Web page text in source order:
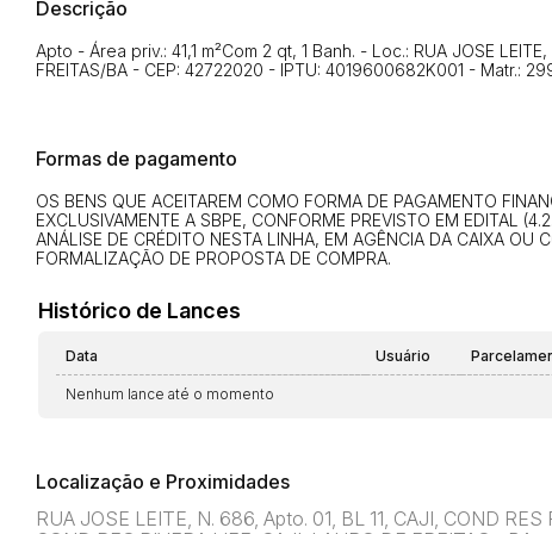
Descrição
Apto - Área priv.: 41,1 m²Com 2 qt, 1 Banh. - Loc.: RUA JOSE
FREITAS/BA - CEP: 42722020 - IPTU: 4019600682K001 - Matr.:
Formas de pagamento
OS BENS QUE ACEITAREM COMO FORMA DE PAGAMENTO
EXCLUSIVAMENTE A SBPE, CONFORME PREVISTO EM EDITAL
ANÁLISE DE CRÉDITO NESTA LINHA, EM AGÊNCIA DA CAIXA OU
FORMALIZAÇÃO DE PROPOSTA DE COMPRA.
Histórico de Lances
Data Usuário
Nenhum lance até o momento
Localização e Proximidades
RUA JOSE LEITE, N. 686, Apto. 01, BL 11, CAJI, COND